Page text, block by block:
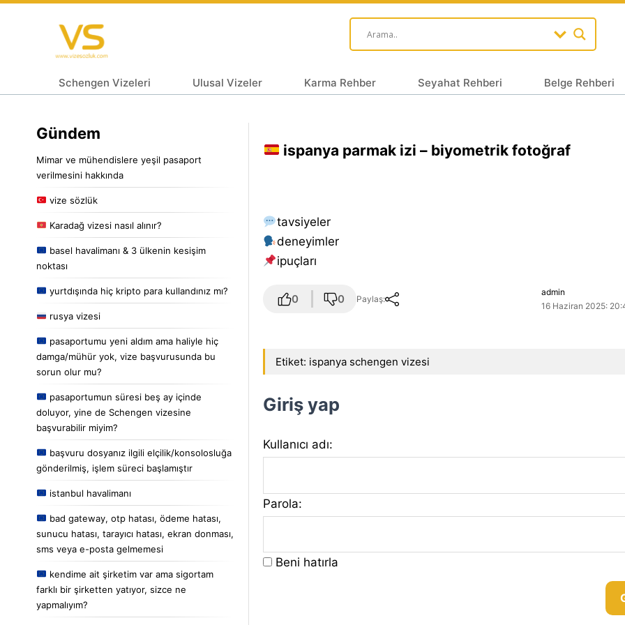
Schengen Vizeleri Ulusal Vizeler Karma Rehber Seyahat Rehberi Belge Rehberi
Gündem
Mimar ve mühendislere yeşil pasaport
verilmesini hakkında
vize sözlük
Karadağ vizesi nasıl alınır?
basel havalimanı & 3 ülkenin kesişim
noktası
yurtdışında hiç kripto para kullandınız mı?
rusya vizesi
pasaportumu yeni aldım ama haliyle hiç
damga/mühür yok, vize başvurusunda bu
sorun olur mu?
pasaportumun süresi beş ay içinde
doluyor, yine de Schengen vizesine
başvurabilir miyim?
başvuru dosyanız ilgili elçilik/konsolosluğa
gönderilmiş, işlem süreci başlamıştır
istanbul havalimanı
bad gateway, otp hatası, ödeme hatası,
sunucu hatası, tarayıcı hatası, ekran donması,
sms veya e-posta gelmemesi
kendime ait şirketim var ama sigortam
farklı bir şirketten yatıyor, sizce ne
yapmalıyım?
ispanya parmak izi – biyometrik fotoğraf
tavsiyeler
deneyimler
i̇puçları
0 0 Paylaş:
admin
16 Haziran 2025:
Etiket: ispanya schengen vizesi
Giriş yap
Kullanıcı adı:
Parola:
Beni hatırla